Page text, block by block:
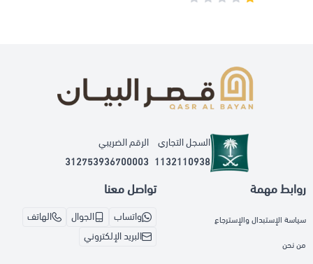
السجل التجاري
1132110938
الرقم الضريبي
312753936700003
روابط مهمة
سياسة الإستبدال والإسترجاع
من نحن
تواصل معنا
واتساب الجوال
الهاتف
البريد الإلكتروني